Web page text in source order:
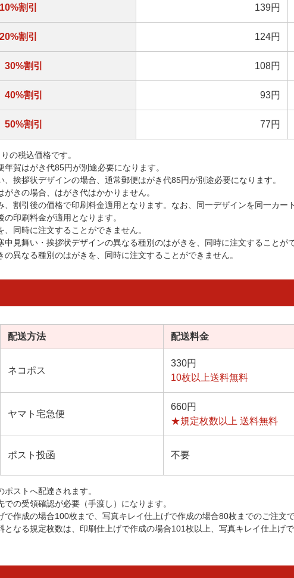
10%割引 139円
20%割引 124円
30%割引 108円
40%割引 93円
50%割引 77円
の税込価格です。
賀はがき代85円が別途必要になります。
挨拶状デザインの場合、通常郵便はがき代85円が別途必要になります。
きの場合、はがき代はかかりません。
割引後の価格で印刷料金適用となります。なお、同一デザインを同一カー
印刷料金が適用となります。
同時に注文することができません。
見舞い・挨拶状デザインの異なる種別のはがきを、同時に注文することが
異なる種別のはがきを、同時に注文することができません。
配送方法 配送料金
ネコポス
330円
10枚以上送料無料
ヤマト宅急便
660円
★規定枚数以上 送料無料
ポスト投函 不要
ストへ配達されます。
の受領確認が必要（手渡し）になります。
作成の場合100枚まで、写真キレイ仕上げで作成の場合80枚までのご注文
となる規定枚数は、印刷仕上げで作成の場合101枚以上、写真キレイ仕上げ